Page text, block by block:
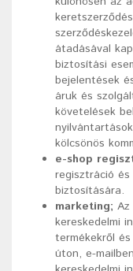
átadásával
biztosítási
bejelentések
áruk és
követelések
kölcsönös
e-shop
regisztráció
biztosítására.
marketing;
kereskedelmi
termékekről
úton, e-